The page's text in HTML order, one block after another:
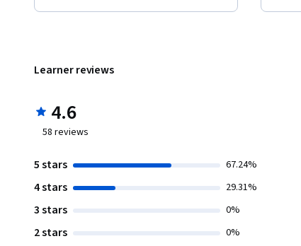
Learner reviews
4.6
58 reviews
5 stars 67.24%
4 stars 29.31%
3 stars 0%
2 stars 0%